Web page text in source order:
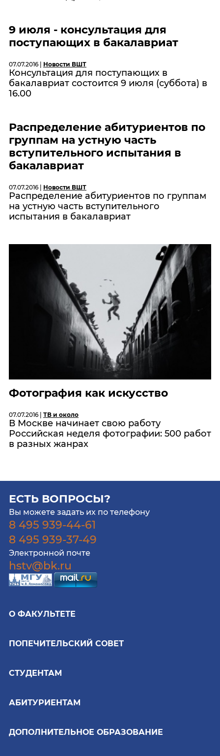
9 июля - консультация для
поступающих в бакалавриат
07.07.2016 | Новости ВШТ
Консультация для поступающих в
бакалавриат состоится 9 июля (суббота) в
16.00
Распределение абитуриентов по
группам на устную часть
вступительного испытания в
бакалавриат
07.07.2016 | Новости ВШТ
Распределение абитуриентов по группам
на устную часть вступительного
испытания в бакалавриат
Фотография как искусство
07.07.2016 | ТВ и около
В Москве начинает свою работу
Российская неделя фотографии: 500 работ
в разных жанрах
ЕСТЬ ВОПРОСЫ?
Вы можете задать их по телефону
8 495 939-44-61
8 495 939-37-49
Электронной почте
hstv@bk.ru
О ФАКУЛЬТЕТЕ
ПОПЕЧИТЕЛЬСКИЙ СОВЕТ
СТУДЕНТАМ
АБИТУРИЕНТАМ
ДОПОЛНИТЕЛЬНОЕ ОБРАЗОВАНИЕ